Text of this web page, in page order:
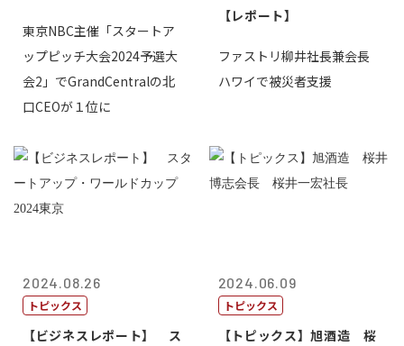
東京NBC主催「スタートア
ップピッチ大会2024予選大
会2」でGrandCentralの北
口CEOが１位に
【レポート】
ファストリ柳井社長兼会長
ハワイで被災者支援
2024.08.26
トピックス
【ビジネスレポート】 ス
2024.06.09
トピックス
【トピックス】旭酒造 桜